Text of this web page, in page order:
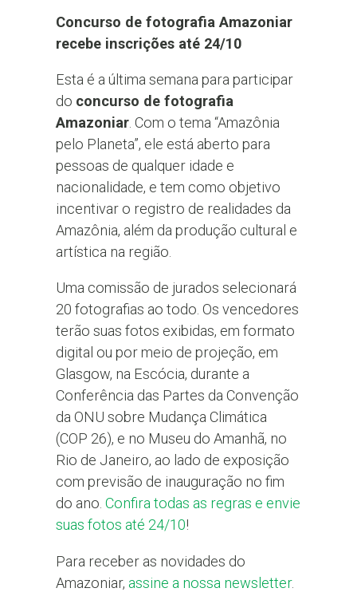
Concurso de fotografia Amazoniar
recebe inscrições até 24/10
Esta é a última semana para participar
do concurso de fotografia
Amazoniar. Com o tema “Amazônia
pelo Planeta”, ele está aberto para
pessoas de qualquer idade e
nacionalidade, e tem como objetivo
incentivar o registro de realidades da
Amazônia, além da produção cultural e
artística na região.
Uma comissão de jurados selecionará
20 fotografias ao todo. Os vencedores
terão suas fotos exibidas, em formato
digital ou por meio de projeção, em
Glasgow, na Escócia, durante a
Conferência das Partes da Convenção
da ONU sobre Mudança Climática
(COP 26), e no Museu do Amanhã, no
Rio de Janeiro, ao lado de exposição
com previsão de inauguração no fim
do ano. Confira todas as regras e envie
suas fotos até 24/10!
Para receber as novidades do
Amazoniar, assine a nossa newsletter.